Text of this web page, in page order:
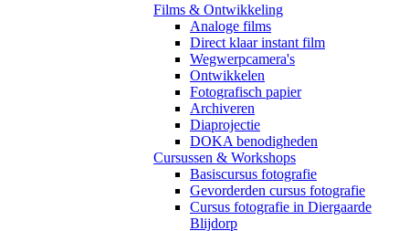
Films & Ontwikkeling
Analoge films
Direct klaar instant film
Wegwerpcamera's
Ontwikkelen
Fotografisch papier
Archiveren
Diaprojectie
DOKA benodigheden
Cursussen & Workshops
Basiscursus fotografie
Gevorderden cursus fotografie
Cursus fotografie in Diergaarde
Blijdorp